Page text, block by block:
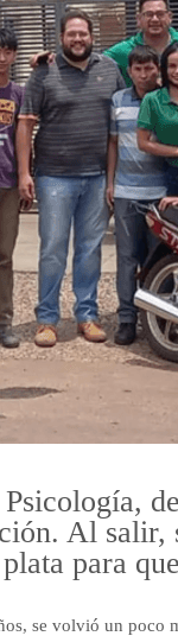
Al salir,
para
se volvió un poco